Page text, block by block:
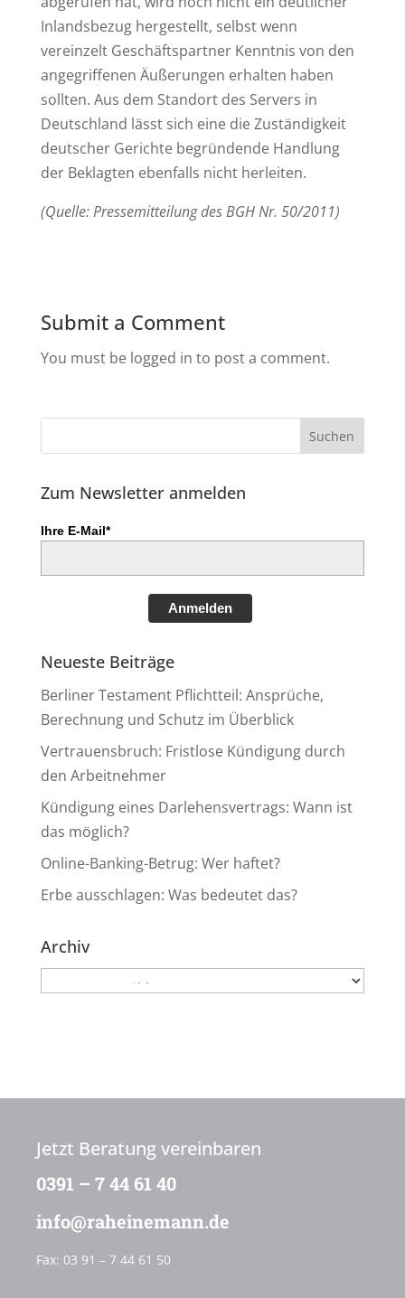
Inlandsbezug hergestellt, selbst wenn
vereinzelt Geschäftspartner Kenntnis von den
angegriffenen Äußerungen erhalten haben
sollten. Aus dem Standort des Servers in
Deutschland lässt sich eine die Zuständigkeit
deutscher Gerichte begründende Handlung
der Beklagten ebenfalls nicht herleiten.
(Quelle: Pressemitteilung des BGH Nr. 50/2011)
Submit a Comment
You must be logged in to post a comment.
Zum Newsletter anmelden
Ihre E-Mail*
Anmelden
Neueste Beiträge
Berliner Testament Pflichtteil: Ansprüche,
Berechnung und Schutz im Überblick
Vertrauensbruch: Fristlose Kündigung durch
den Arbeitnehmer
Kündigung eines Darlehensvertrags: Wann ist
das möglich?
Online-Banking-Betrug: Wer haftet?
Erbe ausschlagen: Was bedeutet das?
Archiv
Jetzt Beratung vereinbaren
0391 – 7 44 61 40
info@raheinemann.de
Fax: 03 91 – 7 44 61 50